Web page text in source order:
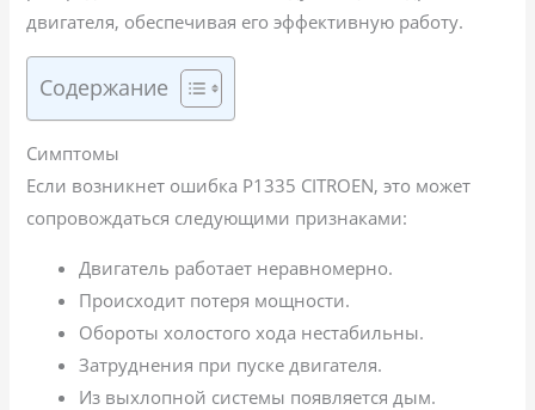
двигателя, обеспечивая его эффективную работу.
Содержание
Симптомы
Если возникнет ошибка P1335 CITROEN, это может
сопровождаться следующими признаками:
Двигатель работает неравномерно.
Происходит потеря мощности.
Обороты холостого хода нестабильны.
Затруднения при пуске двигателя.
Из выхлопной системы появляется дым.